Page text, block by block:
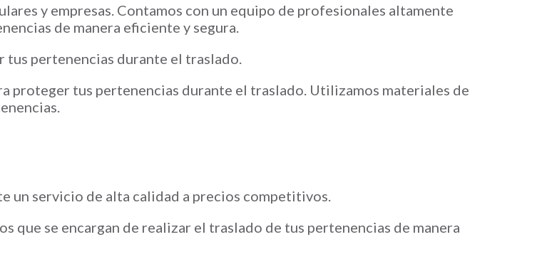
y empresas. Contamos con un equipo de profesionales altamente
de manera eficiente y segura.
tus pertenencias durante el traslado.
proteger tus pertenencias durante el traslado. Utilizamos materiales de
un servicio de alta calidad a precios competitivos.
que se encargan de realizar el traslado de tus pertenencias de manera